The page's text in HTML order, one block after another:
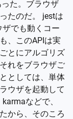
た。ブラウザ
たのだ。 jestは
でも動くコー
、このAPIは実
とにアルゴリズ
れをブラウザご
としては、単体
ウザを起動して
などで、
から、そのころ